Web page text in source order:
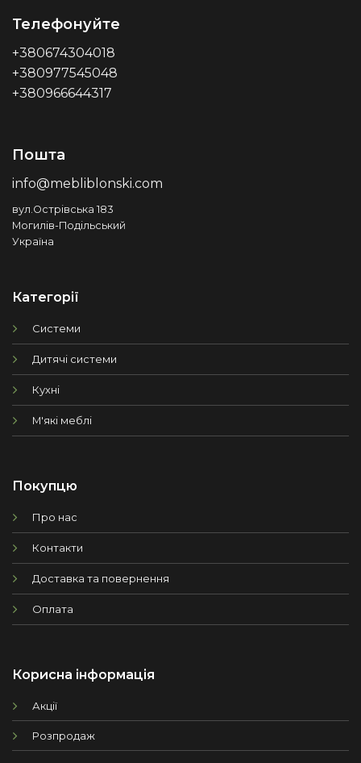
Телефонуйте
+380674304018
+380977545048
+380966644317
Пошта
info@mebliblonski.com
вул.Острівська 183
Могилів-Подільський
Україна
Категорії
Системи
Дитячі системи
Кухні
М'які меблі
Покупцю
Про нас
Контакти
Доставка та повернення
Оплата
Корисна інформація
Акції
Розпродаж